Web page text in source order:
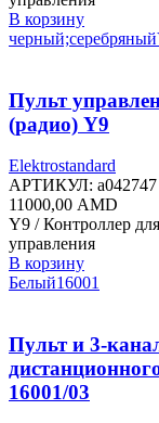
В корзину
черный;серебряный
Пульт
(радио) Y9
Elektrostandard
АРТИКУЛ: a042747
11000,00 AMD
Y9 / Контроллер
управления
В корзину
Белый16001
Пульт и 3-
16001/03